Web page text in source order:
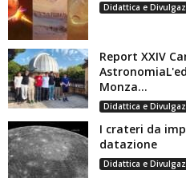
Didattica e
Report XXIV
Monza...
Didattica e
I crateri da
datazione
Didattica e